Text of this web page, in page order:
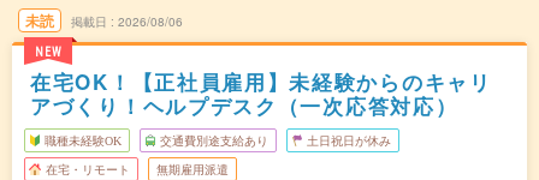
未読
NEW
掲載日 2026/08/06
在宅OK！【正社員雇用】未経験からのキャリ
アづくり！ヘルプデスク（一次応答対応）
職種未経験OK 交通費別途支給あり 土日祝日が休み
在宅・リモート 無期雇用派遣